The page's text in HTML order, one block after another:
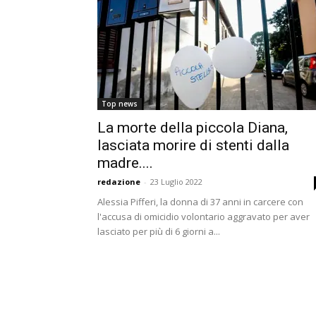
Top news
La morte della piccola Diana,
lasciata morire di stenti dalla
madre....
redazione - 23 Luglio 2022
Alessia Pifferi, la donna di 37 anni in carcere con
l'accusa di omicidio volontario aggravato per aver
lasciato per più di 6 giorni a...